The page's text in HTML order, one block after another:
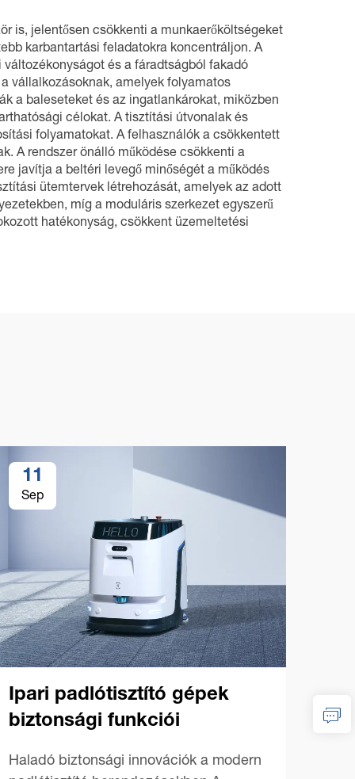
is, jelentősen csökkenti a munkaerőköltségeket
karbantartási feladatokra koncentráljon. A
és a fáradtságból fakadó
vállalkozásoknak, amelyek folyamatos
a baleseteket és az ingatlankárokat, miközben
célokat. A tisztítási útvonalak és
folyamatokat. A felhasználók a csökkentett
A rendszer önálló működése csökkenti a
javítja a beltéri levegő minőségét a működés
ütemtervek létrehozását, amelyek az adott
míg a moduláris szerkezet egyszerű
hatékonyság, csökkent üzemeltetési
11
Sep
Ipari padlótisztító gépek
biztonsági funkciói
Haladó biztonsági innovációk a modern